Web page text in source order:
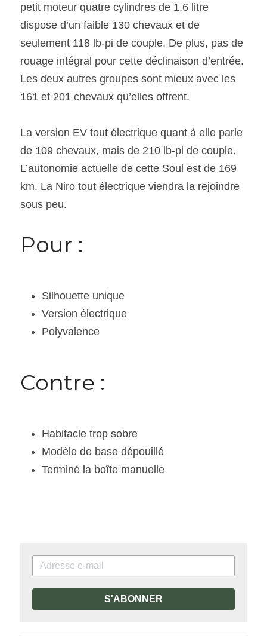
petit moteur quatre cylindres de 1,6 litre
dispose d’un faible 130 chevaux et de
seulement 118 lb-pi de couple. De plus, pas de
rouage intégral pour cette déclinaison d’entrée.
Les deux autres groupes sont mieux avec les
161 et 201 chevaux qu’elles offrent.
La version EV tout électrique quant à elle parle
de 109 chevaux, mais de 210 lb-pi de couple.
L’autonomie actuelle de cette Soul est de 169
km. La Niro tout électrique viendra la rejoindre
sous peu.
Pour :
Silhouette unique
Version électrique
Polyvalence
Contre :
Habitacle trop sobre
Modèle de base dépouillé
Terminé la boîte manuelle
S'ABONNER